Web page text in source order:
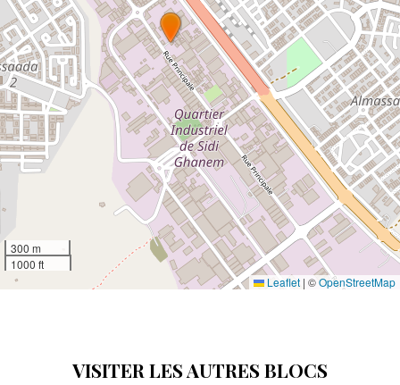
300 m
1000 ft
Leaflet | ©OpenStreetMap
VISITER LES AUTRES BLOCS